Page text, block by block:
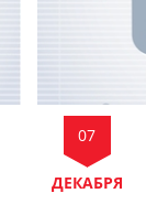
07
ДЕКАБРЯ